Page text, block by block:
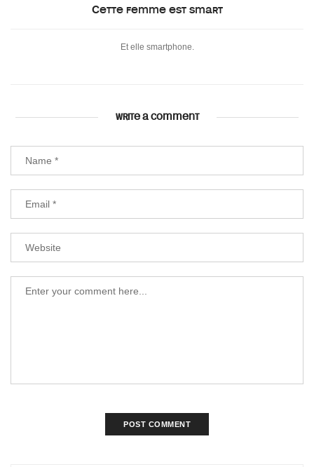
Cette femme est smart
Et elle smartphone.
WRITE A COMMENT